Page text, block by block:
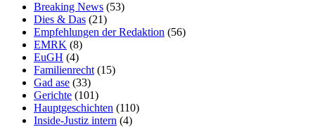
Breaking News (53)
Dies & Das (21)
Empfehlungen der Redaktion (56)
EMRK (8)
EuGH (4)
Familienrecht (15)
Gad ase (33)
Gerichte (101)
Hauptgeschichten (110)
Inside-Justiz intern (4)